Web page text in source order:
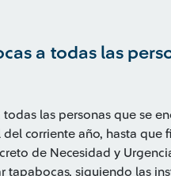
a todas las
las personas que se
corriente año, hasta que
de Necesidad y
tapabocas, siguiendo las